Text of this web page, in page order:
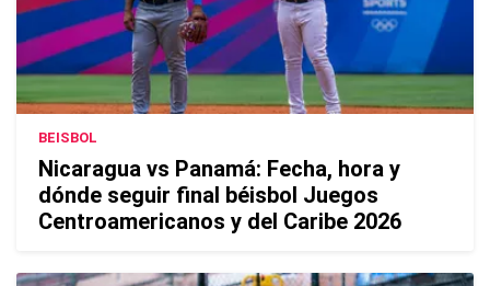
BEISBOL
Nicaragua vs Panamá: Fecha, hora y
dónde seguir final béisbol Juegos
Centroamericanos y del Caribe 2026